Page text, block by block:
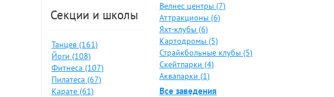
Секции и школы
Танцев (161)
Йоги (108)
Фитнеса (107)
Пилатеса (67)
Карате (61)
Велнес центры (7)
Аттракционы (6)
Яхт-клубы (6)
Картодромы (5)
Страйкбольные клубы (5)
Скейтпарки (4)
Аквапарки (1)
Все заведения